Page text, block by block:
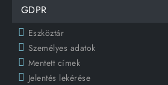
GDPR
Eszköztár
Személyes adatok
Mentett címek
Jelentés lekérése